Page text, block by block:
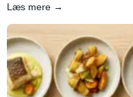
Læs mere →